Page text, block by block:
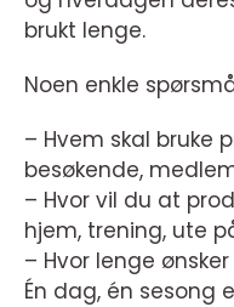
brukt lenge.
Noen enkle
– Hvem skal bruke
besøkende,
– Hvor vil du at
hjem, trening, ute
– Hvor lenge
Én dag, én sesong